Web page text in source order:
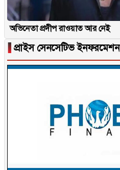
অভিনেতা প্রদীপ রাওয়াত আর নেই
▐ প্রাইস সেনসেটিভ ইনফরমেশন